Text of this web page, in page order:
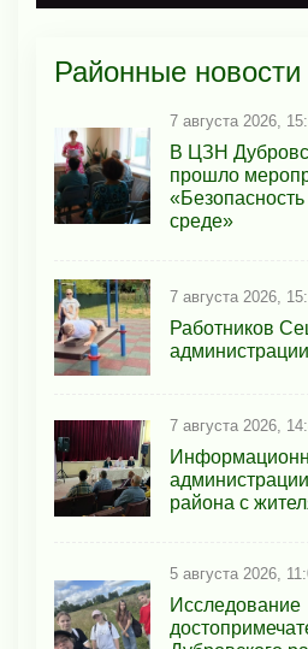
Районные новости
7 августа 2026,
В ЦЗН
прошло
среде»
7 августа 2026,
Работников
7 августа 2026,
района с
5 августа 2026,
Исследование